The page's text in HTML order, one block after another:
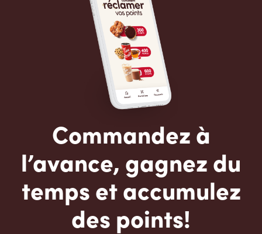
Commandez à
l’avance, gagnez du
temps et accumulez
des points!